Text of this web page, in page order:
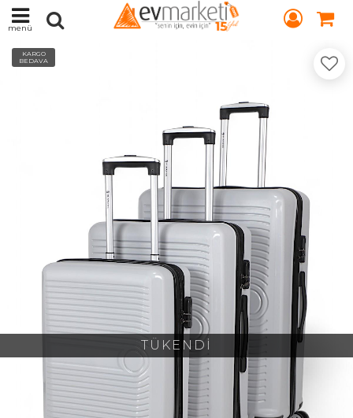
menü
TÜKENDİ
KARGO
BEDAVA